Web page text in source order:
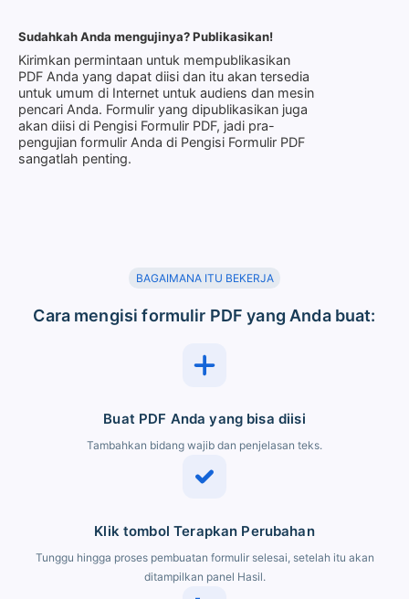
Sudahkah Anda mengujinya? Publikasikan!
Kirimkan permintaan untuk mempublikasikan
PDF Anda yang dapat diisi dan itu akan tersedia
untuk umum di Internet untuk audiens dan mesin
pencari Anda. Formulir yang dipublikasikan juga
akan diisi di Pengisi Formulir PDF, jadi pra-
pengujian formulir Anda di Pengisi Formulir PDF
sangatlah penting.
BAGAIMANA ITU BEKERJA
Cara mengisi formulir PDF yang Anda buat:
Buat PDF Anda yang bisa diisi
Tambahkan bidang wajib dan penjelasan teks.
Klik tombol Terapkan Perubahan
Tunggu hingga proses pembuatan formulir selesai, setelah itu akan
ditampilkan panel Hasil.